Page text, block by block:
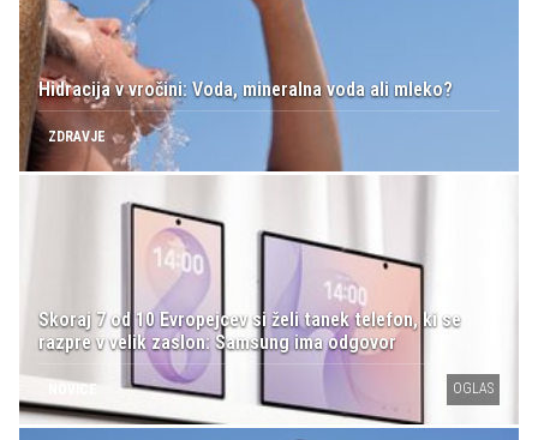
Hidracija v vročini: Voda, mineralna voda ali mleko?
ZDRAVJE
Skoraj 7 od 10 Evropejcev si želi tanek telefon, ki se
razpre v velik zaslon: Samsung ima odgovor
OGLAS